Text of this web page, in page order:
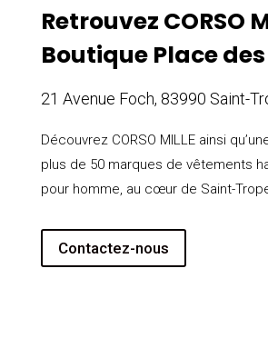
Retrouvez CORSO
Boutique Place
21 Avenue Foch, 83990 Saint-
Découvrez CORSO MILLE ainsi
plus de 50 marques de vêtements
pour homme, au cœur de Saint-
Contactez-nous